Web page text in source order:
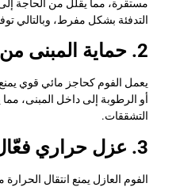
مستقرة، مما يقلل من الحاجة
التدفئة بشكل مفرط، وبالتالي
2. حماية المبنى من تسرب المياه
يعمل الفوم كحاجز مائي قوي يمنع
أو الرطوبة إلى داخل المبنى،
التشققات.
3. عزل حراري فعّال
الفوم العازل يمنع انتقال